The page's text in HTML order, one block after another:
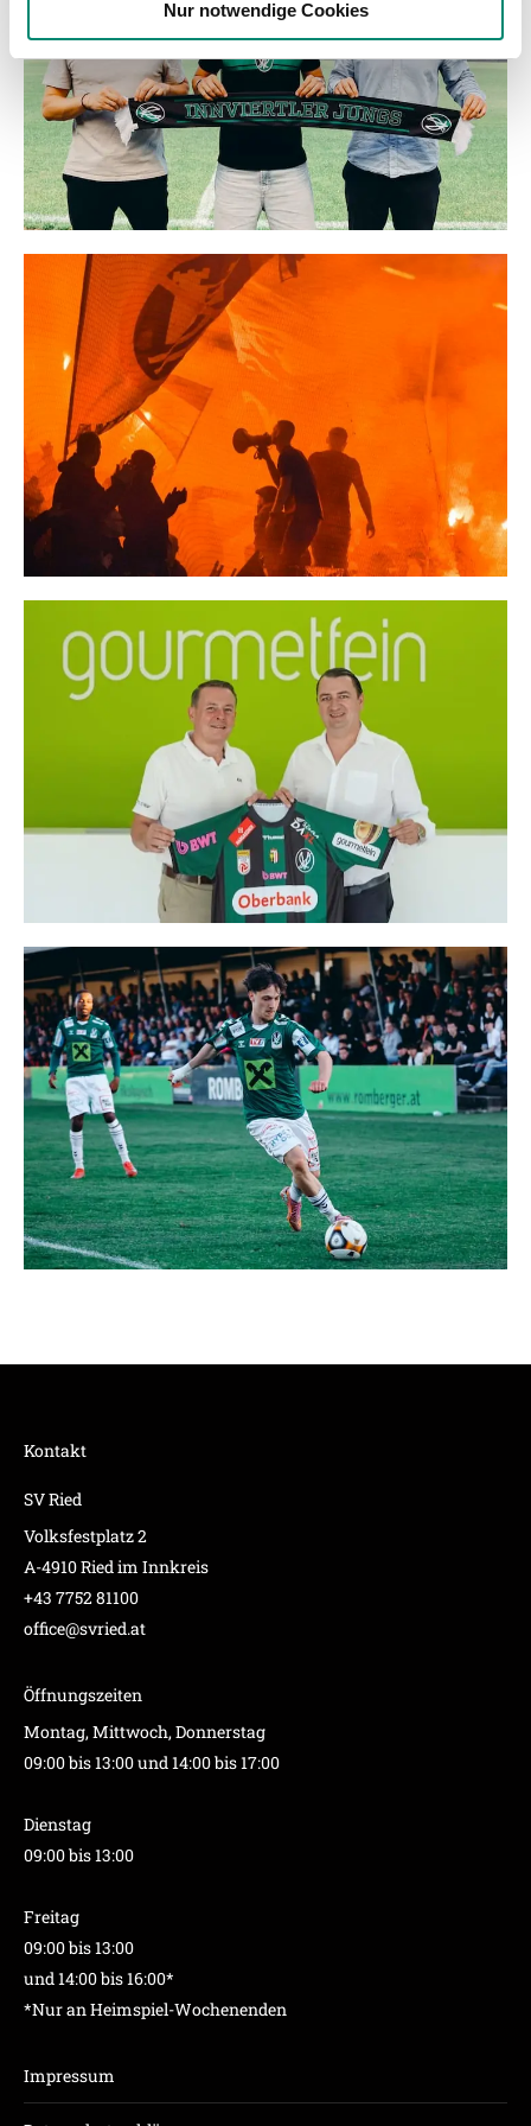
haben oder die sie im Rahmen Ihrer Nutzung der Dienste
gesammelt haben.
Weitere Details, insbesondere zu Speicherdauer und
Empfänger entnehmen Sie unserer
Datenschutzerklärung.
Nur notwendige Cookies
Kontakt
SV Ried
Volksfestplatz 2
A-4910 Ried im Innkreis
+43 7752 81100
office@svried.at
Öffnungszeiten
Montag, Mittwoch, Donnerstag
09:00 bis 13:00 und 14:00 bis 17:00
Dienstag
09:00 bis 13:00
Freitag
09:00 bis 13:00
und 14:00 bis 16:00*
*Nur an Heimspiel-Wochenenden
Impressum